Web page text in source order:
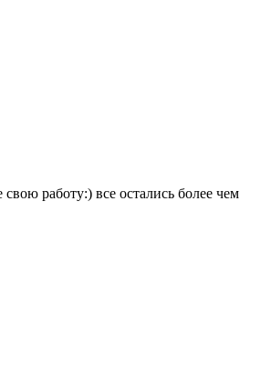
работу:) все остались более чем